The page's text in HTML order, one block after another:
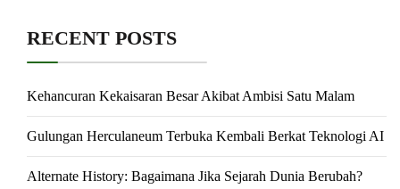
RECENT POSTS
Kehancuran Kekaisaran Besar Akibat Ambisi Satu Malam
Gulungan Herculaneum Terbuka Kembali Berkat Teknologi AI
Alternate History: Bagaimana Jika Sejarah Dunia Berubah?